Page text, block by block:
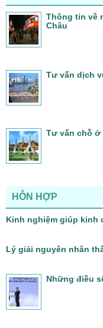
Thông tin về
Châu
Tư vấn dịch
Tư vấn chỗ ở
HỖN HỢP
Kinh nghiệm giúp kinh
Lý giải nguyên nhân
Những điều